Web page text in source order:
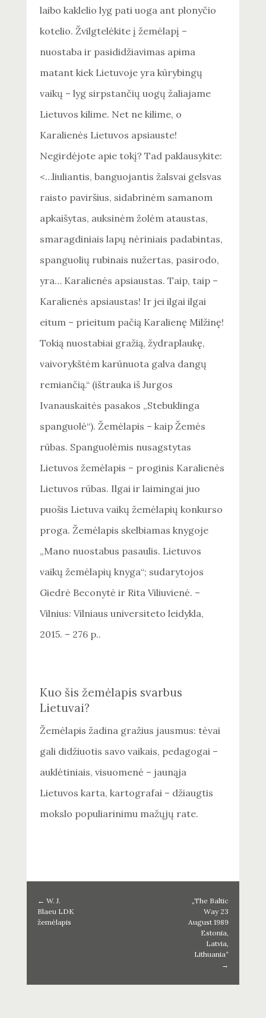
laibo kaklelio lyg pati uoga ant plonyčio
kotelio. Žvilgtelėkite į žemėlapį –
nuostaba ir pasididžiavimas apima
matant kiek Lietuvoje yra kūrybingų
vaikų – lyg sirpstančių uogų žaliajame
Lietuvos kilime. Net ne kilime, o
Karalienės Lietuvos apsiauste!
Negirdėjote apie tokį? Tad paklausykite:
<…liuliantis, banguojantis žalsvai gelsvas
raisto paviršius, sidabrinėm samanom
apkaišytas, auksinėm žolėm ataustas,
smaragdiniais lapų nėriniais padabintas,
spanguolių rubinais nužertas, pasirodo,
yra… Karalienės apsiaustas. Taip, taip –
Karalienės apsiaustas! Ir jei ilgai ilgai
eitum – prieitum pačią Karalienę Milžinę!
Tokią nuostabiai gražią, žydraplaukę,
vaivorykštėm karūnuota galva dangų
remiančią.“ (ištrauka iš Jurgos
Ivanauskaitės pasakos „Stebuklinga
spanguolė“). Žemėlapis – kaip Žemės
rūbas. Spanguolėmis nusagstytas
Lietuvos žemėlapis – proginis Karalienės
Lietuvos rūbas. Ilgai ir laimingai juo
puošis Lietuva vaikų žemėlapių konkurso
proga. Žemėlapis skelbiamas knygoje
„Mano nuostabus pasaulis. Lietuvos
vaikų žemėlapių knyga“; sudarytojos
Giedrė Beconytė ir Rita Viliuvienė. –
Vilnius: Vilniaus universiteto leidykla,
2015. – 276 p..
Kuo šis žemėlapis svarbus
Lietuvai?
Žemėlapis žadina gražius jausmus: tėvai
gali didžiuotis savo vaikais, pedagogai –
auklėtiniais, visuomenė – jaunąja
Lietuvos karta, kartografai – džiaugtis
mokslo populiarinimu mažųjų rate.
← W. J.
Blaeu LDK
žemėlapis
„The Baltic
Way 23
August 1989
Estonia,
Latvia,
Lithuania“
→